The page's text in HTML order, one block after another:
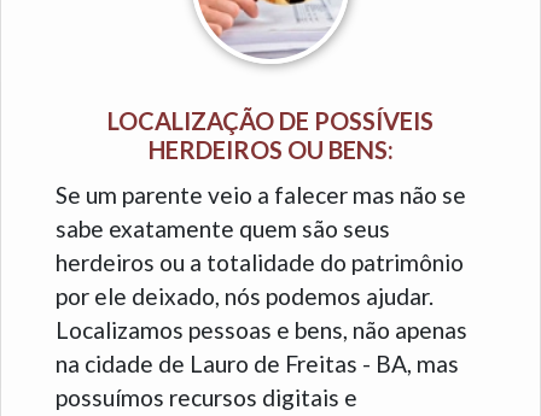
LOCALIZAÇÃO DE POSSÍVEIS
HERDEIROS OU BENS:
Se um parente veio a falecer mas não se
sabe exatamente quem são seus
herdeiros ou a totalidade do patrimônio
por ele deixado, nós podemos ajudar.
Localizamos pessoas e bens, não apenas
na cidade de Lauro de Freitas - BA, mas
possuímos recursos digitais e